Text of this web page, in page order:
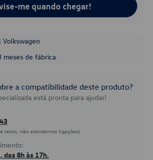
me quando chegar!
Volkswagen
meses de fábrica
a compatibilidade deste produto?
está pronta para ajudar!
texto, não atendemos ligações)
das 8h às 17h.